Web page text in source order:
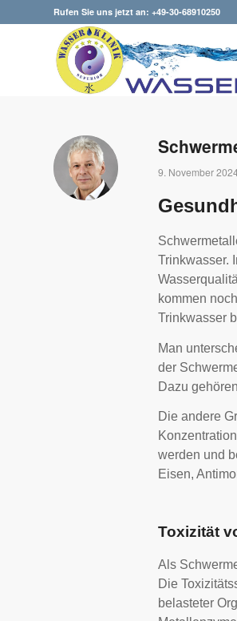
Rufen Sie uns jetzt an: +49-30-68910250
9. November
Trinkwasser.
kommen
Trinkwasser
Man
der
Dazu
Die andere
werden und
Eisen,
Toxizität
Als
Die
belasteter